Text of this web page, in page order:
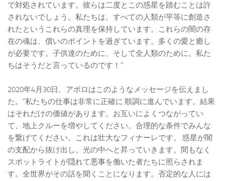
で対処されています。彼らは二度とこの惑星を踏むことは許
されないでしょう。私たちは、すべての人類が平等に創造さ
れたというこれらの真理を保持しています。これらの闇の存
在の魂は、償いのポイントを過ぎています。多くの愛と癒し
が必要です。子供達のために、そして全人類のために。私た
ちはそうだと言っているのです！”
2020年4月30日、アポロはこのようなメッセージを伝えまし
た。”私たちの仕事は非常に正確に 順調に進んでいます。結果
はそれだけの価値があります。お互いによくつながってい
て、地上クルーを増やしてください。合理的な条件でみんな
を繋げてください。これは壮大なフィナーレです。 惑星が闇
の支配から抜け出し、光の中へと昇っていきます。間もなく
スポットライトが隠れて悪事を働いた者たちに照らされま
す。全世界がその話を聞くことになります。否定的な人には